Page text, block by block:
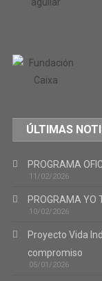
ÚLTIMAS
PROGRAMA
11/02/2026
PROGRAMA YO
10/02/2026
Proyecto Vida
compromiso
05/01/2026